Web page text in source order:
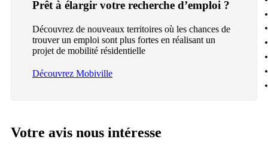
Prêt à élargir votre recherche d’emploi ?
Découvrez de nouveaux territoires où les chances de
trouver un emploi sont plus fortes en réalisant un
projet de mobilité résidentielle
Découvrez Mobiville
Votre avis nous intéresse